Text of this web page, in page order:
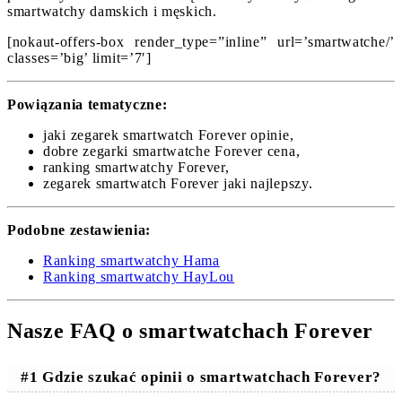
smartwatchy damskich i męskich.
[nokaut-offers-box render_type=”inline” url=’smartwatche/’
classes=’big’ limit=’7′]
Powiązania tematyczne:
jaki zegarek smartwatch Forever opinie,
dobre zegarki smartwatche Forever cena,
ranking smartwatchy Forever,
zegarek smartwatch Forever jaki najlepszy.
Podobne zestawienia:
Ranking smartwatchy Hama
Ranking smartwatchy HayLou
Nasze FAQ o smartwatchach Forever
#1 Gdzie szukać opinii o smartwatchach Forever?